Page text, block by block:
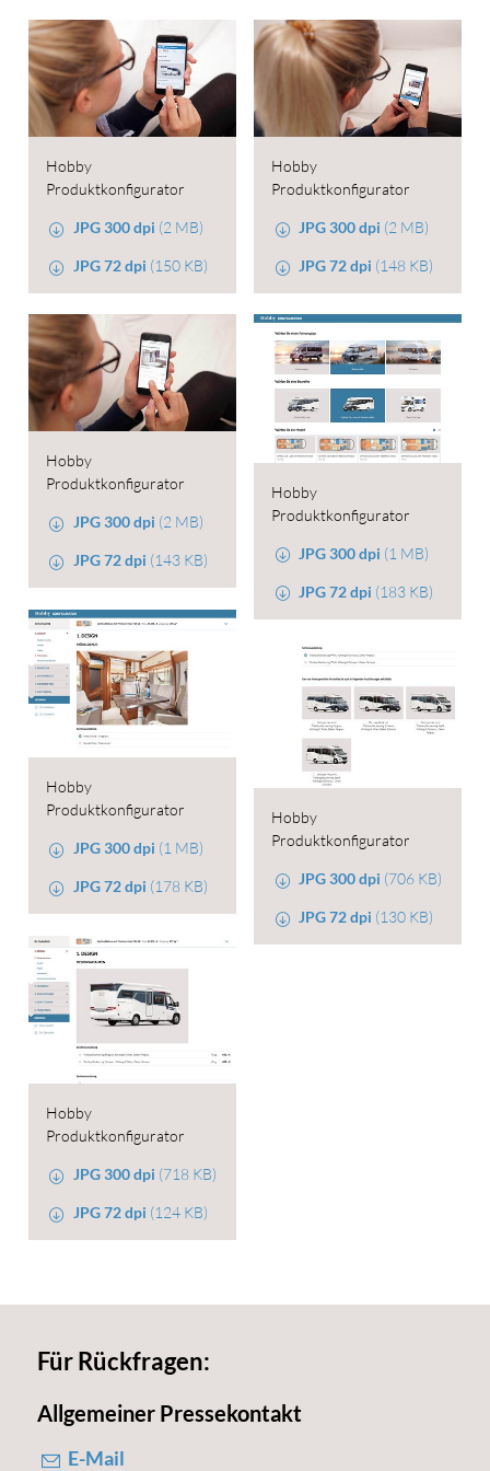
Hobby
Produktkonfigurator
JPG 300 dpi (2 MB)
JPG 72 dpi (150 KB)
Hobby
Produktkonfigurator
JPG 300 dpi (2 MB)
JPG 72 dpi (148 KB)
Hobby
Produktkonfigurator
JPG 300 dpi (2 MB)
JPG 72 dpi (143 KB)
Hobby
Produktkonfigurator
JPG 300 dpi (1 MB)
JPG 72 dpi (183 KB)
Hobby
Produktkonfigurator
JPG 300 dpi (1 MB)
JPG 72 dpi (178 KB)
Hobby
Produktkonfigurator
JPG 300 dpi (706 KB)
JPG 72 dpi (130 KB)
Hobby
Produktkonfigurator
JPG 300 dpi (718 KB)
JPG 72 dpi (124 KB)
Für Rückfragen:
Allgemeiner Pressekontakt
E-Mail